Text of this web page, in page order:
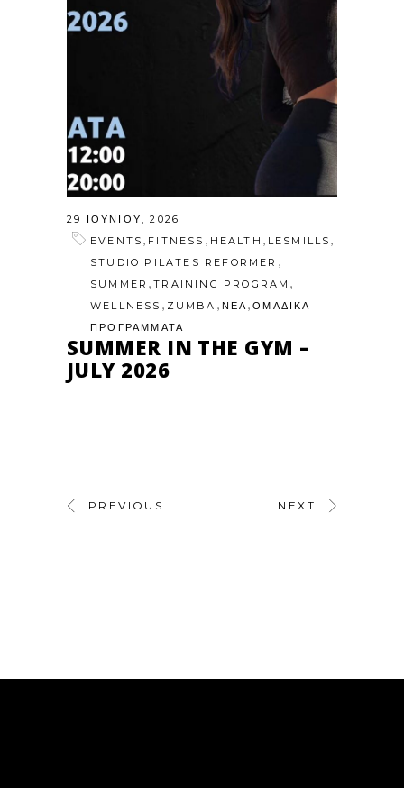
29 ΙΟΥΝΊΟΥ, 2026
EVENTS , FITNESS , HEALTH , LESMILLS ,
STUDIO PILATES REFORMER ,
SUMMER ,TRAINING PROGRAM ,
WELLNESS , ZUMBA , ΝΕΑ,ΟΜΑΔΙΚΑ
ΠΡΟΓΡΑΜΜΑΤΑ
SUMMER IN THE GYM –
JULY 2026
PREVIOUS NEXT